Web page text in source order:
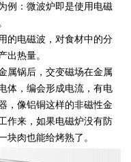
例：微波炉即是使用电磁
的电磁波，对食材中的分
出热量。
属锅后，交变磁场在金属
体，编会形成电流，有电
，像铝铜这样的非磁性金
作来，如果电磁炉没有防
块肉也能给烤熟了。